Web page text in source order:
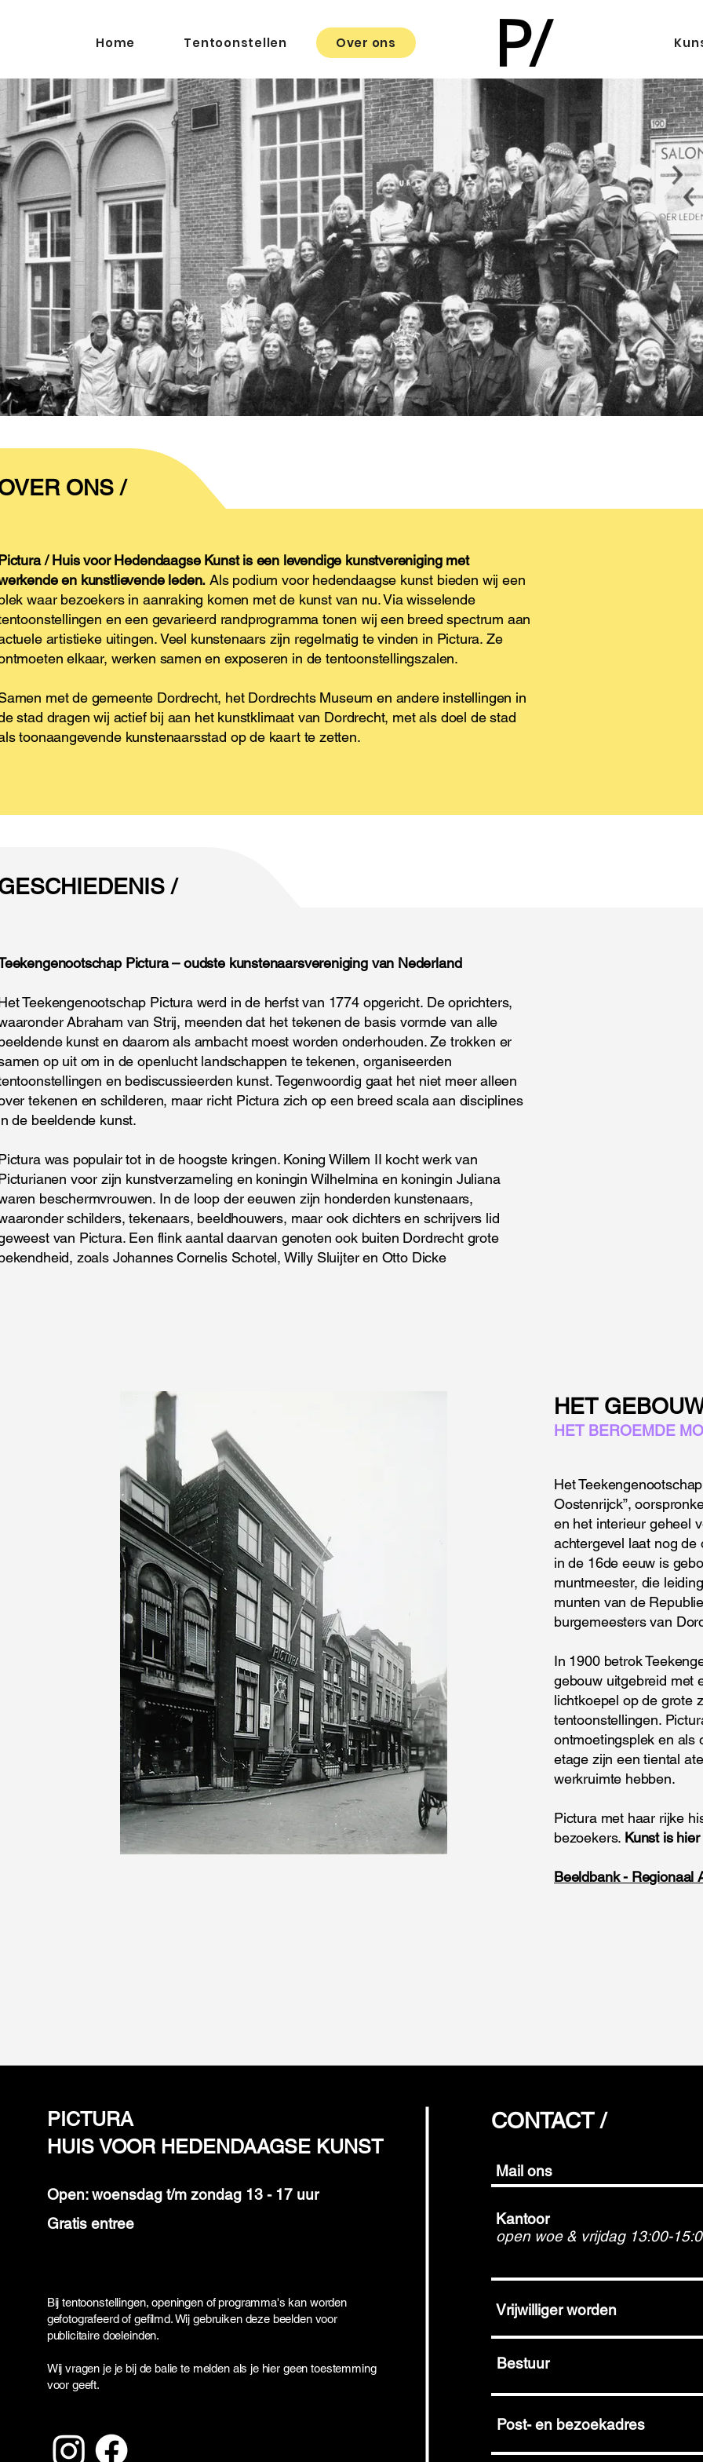
Home Tentoonstellen Over ons
ONS /
/ Huis voor Hedendaagse Kunst is een levendige kunstvereniging met
en kunstlievende leden. Als podium voor hedendaagse kunst bieden wij een
waar bezoekers in aanraking komen met de kunst van nu. Via wisselende
en een gevarieerd randprogramma tonen wij een breed spectrum aan
artistieke uitingen. Veel kunstenaars zijn regelmatig te vinden in Pictura. Ze
elkaar, werken samen en exposeren in de tentoonstellingszalen.
met de gemeente Dordrecht, het Dordrechts Museum en andere instellingen in
stad dragen wij actief bij aan het kunstklimaat van Dordrecht, met als doel de stad
toonaangevende kunstenaarsstad op de kaart te zetten.
/
Pictura – oudste kunstenaarsvereniging van Nederland
Teekengenootschap Pictura werd in de herfst van 1774 opgericht. De oprichters,
Abraham van Strij, meenden dat het tekenen de basis vormde van alle
kunst en daarom als ambacht moest worden onderhouden. Ze trokken er
op uit om in de openlucht landschappen te tekenen, organiseerden
en bediscussieerden kunst. Tegenwoordig gaat het niet meer alleen
tekenen en schilderen, maar richt Pictura zich op een breed scala aan disciplines
de beeldende kunst.
was populair tot in de hoogste kringen. Koning Willem II kocht werk van
voor zijn kunstverzameling en koningin Wilhelmina en koningin Juliana
beschermvrouwen. In de loop der eeuwen zijn honderden kunstenaars,
schilders, tekenaars, beeldhouwers, maar ook dichters en schrijvers lid
van Pictura. Een flink aantal daarvan genoten ook buiten Dordrecht grote
zoals Johannes Cornelis Schotel, Willy Sluijter en Otto Dicke
HET
HET BEROEMDE
Het
Oostenrijck”,
en het interieur geheel
achtergevel laat nog
in de 16de eeuw is
muntmeester, die
munten van de
burgemeesters van
In 1900 betrok
gebouw uitgebreid met
lichtkoepel op de grote
tentoonstellingen.
ontmoetingsplek en als
etage zijn een tiental
werkruimte hebben.
Pictura met haar rijke
bezoekers. Kunst is
Beeldbank - Regionaal
PICTURA
HUIS VOOR HEDENDAAGSE KUNST
Open: woensdag t/m zondag 13 - 17 uur
Gratis entree
Bij tentoonstellingen, openingen of programma's kan worden
gefotografeerd of gefilmd. Wij gebruiken deze beelden voor
publicitaire doeleinden.
Wij vragen je je bij de balie te melden als je hier geen toestemming
voor geeft.
CONTACT /
Mail ons
Kantoor
open woe & vrijdag 13:00-
Vrijwilliger worden
Bestuur
Post- en bezoekadres